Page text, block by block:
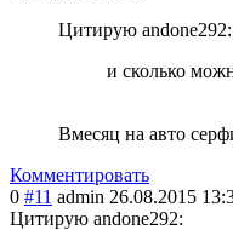
Цитирую andone292:
и сколько
Вмесяц на авто
Комментировать
0 #11 admin 26.08.2015
Цитирую andone292: